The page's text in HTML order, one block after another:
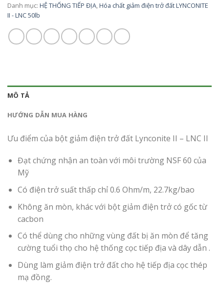
Danh mục: HỆ THỐNG TIẾP ĐỊA,Hóa chất giảm điện trở đất LYNCONITE
II - LNC 50lb
MÔ TẢ
HƯỚNG DẪN MUA HÀNG
Ưu điểm của bột giảm điện trở đất Lynconite II – LNC II
Đạt chứng nhận an toàn với môi trường NSF 60 của
Mỹ
Có điện trở suất thấp chỉ 0.6 Ohm/m, 22.7kg/bao
Không ăn mòn, khác với bột giảm điện trở có gốc từ
cacbon
Có thể dùng cho những vùng đất bị ăn mòn để tăng
cường tuổi thọ cho hệ thống cọc tiếp địa và dây dẫn .
Dùng làm giảm điện trở đất cho hệ tiếp địa cọc thép
mạ đồng.